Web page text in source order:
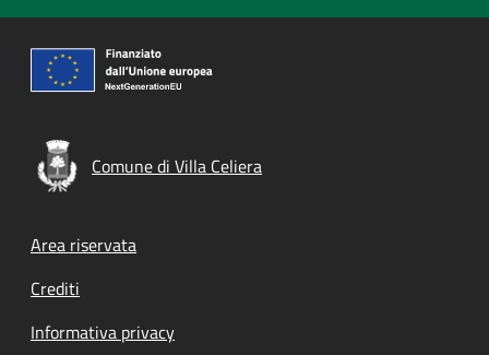
Comune di Villa Celiera
Footer menu
Area riservata
Crediti
Informativa privacy